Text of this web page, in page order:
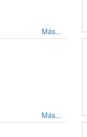
Más...
Más...